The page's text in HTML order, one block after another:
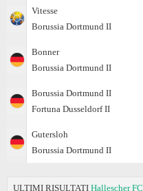
Vitesse
Borussia Dortmund II
Bonner
Borussia Dortmund II
Borussia Dortmund II
Fortuna Dusseldorf II
Gutersloh
Borussia Dortmund II
ULTIMI RISULTATI Hallescher FC